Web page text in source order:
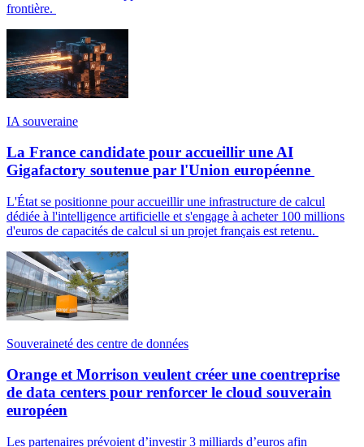
frontière.
IA souveraine
La France candidate pour accueillir une AI
Gigafactory soutenue par l'Union européenne
L'État se positionne pour accueillir une infrastructure de calcul
dédiée à l'intelligence artificielle et s'engage à acheter 100 millions
d'euros de capacités de calcul si un projet français est retenu.
Souveraineté des centre de données
Orange et Morrison veulent créer une coentreprise
de data centers pour renforcer le cloud souverain
européen
Les partenaires prévoient d’investir 3 milliards d’euros afin